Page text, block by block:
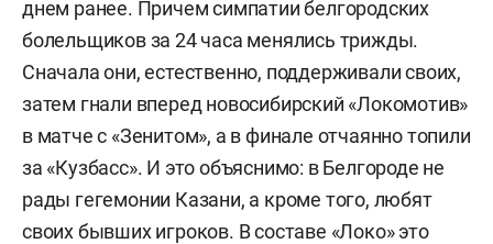
днем ранее. Причем симпатии белгородских
болельщиков за 24 часа менялись трижды.
Сначала они, естественно, поддерживали своих,
затем гнали вперед новосибирский «Локомотив»
в матче с «Зенитом», а в финале отчаянно топили
за «Кузбасс». И это объяснимо: в Белгороде не
рады гегемонии Казани, а кроме того, любят
своих бывших игроков. В составе «Локо» это